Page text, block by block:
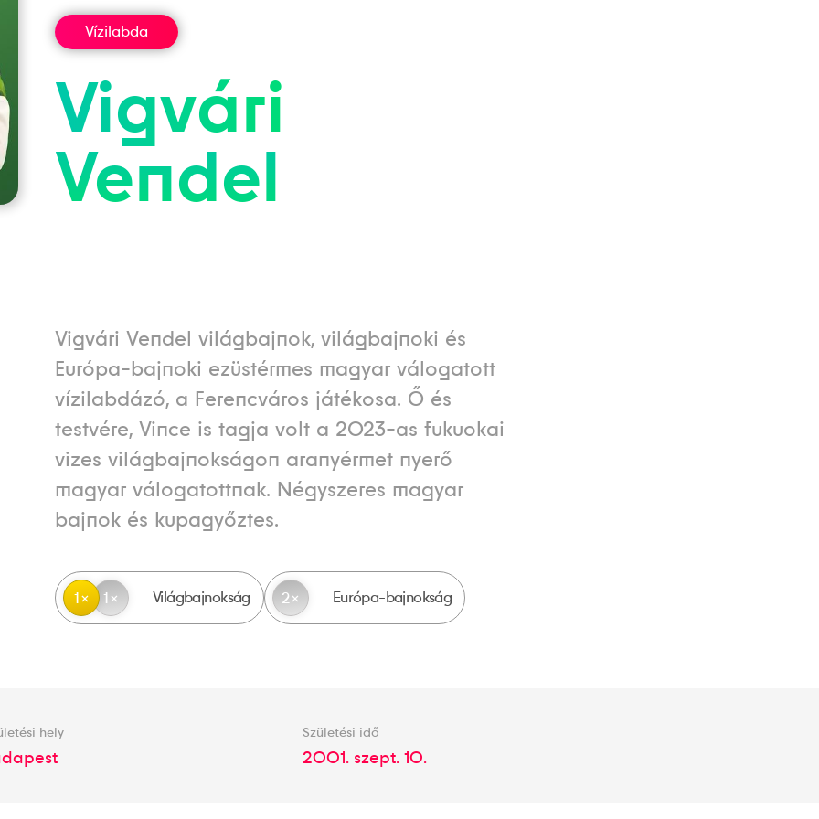
Vízilabda
Vigvári
Vendel
Vigvári Vendel világbajnok, világbajnoki és
Európa-bajnoki ezüstérmes magyar válogatott
vízilabdázó, a Ferencváros játékosa. Ő és
testvére, Vince is tagja volt a 2023-as fukuokai
vizes világbajnokságon aranyérmet nyerő
magyar válogatottnak. Négyszeres magyar
bajnok és kupagyőztes.
1 1 Világbajnokság 2 Európa-bajnokság
hely Születési idő
2001. szept. 10.